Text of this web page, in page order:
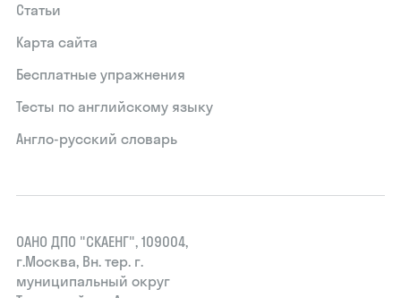
Статьи
Карта сайта
Бесплатные упражнения
Тесты по английскому языку
Англо-русский словарь
ОАНО ДПО "СКАЕНГ", 109004,
г.Москва, Вн. тер. г.
муниципальный округ